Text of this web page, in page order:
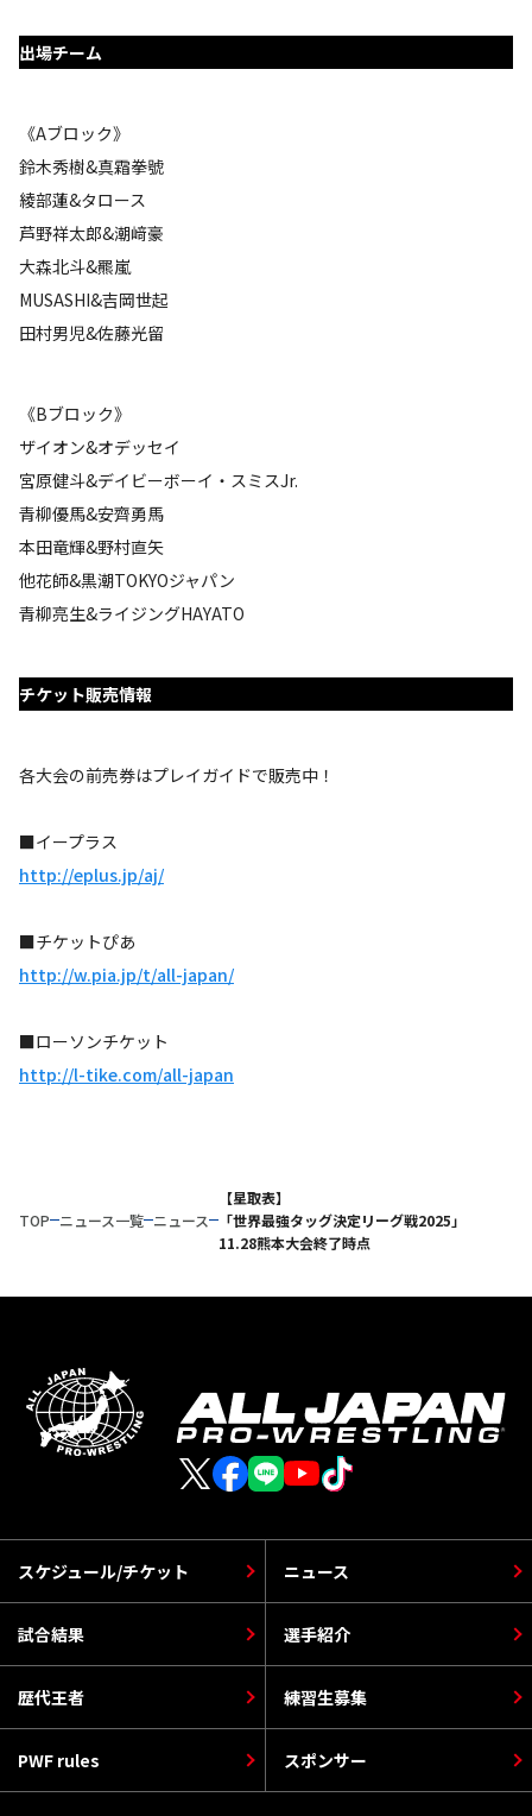
出場チーム
《Aブロック》
鈴木秀樹&真霜拳號
綾部蓮&タロース
芦野祥太郎&潮﨑豪
大森北斗&羆嵐
MUSASHI&吉岡世起
田村男児&佐藤光留
《Bブロック》
ザイオン&オデッセイ
宮原健斗&デイビーボーイ・スミスJr.
青柳優馬&安齊勇馬
本田竜輝&野村直矢
他花師&黒潮TOKYOジャパン
青柳亮生&ライジングHAYATO
チケット販売情報
各大会の前売券はプレイガイドで販売中！
■イープラス
http://eplus.jp/aj/
■チケットぴあ
http://w.pia.jp/t/all-japan/
■ローソンチケット
http://l-tike.com/all-japan
TOP ニュース一覧 ニュース
【星取表】
「世界最強タッグ決定リーグ戦2025」
11.28熊本大会終了時点
スケジュール/チケット
選手紹介
PWF rules
ニュース
歴代王者
スポンサー
試合結果
練習生募集